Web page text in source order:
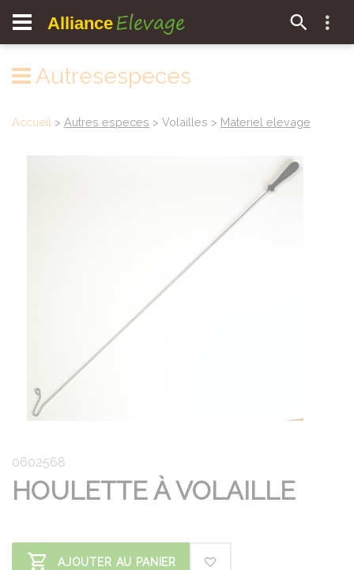
Alliance Elevage
Autresespeces
Accueil > Autres especes > Volailles > Materiel elevage
0602568
HOULETTE À VOLAILLE
AJOUTER AU PANIER